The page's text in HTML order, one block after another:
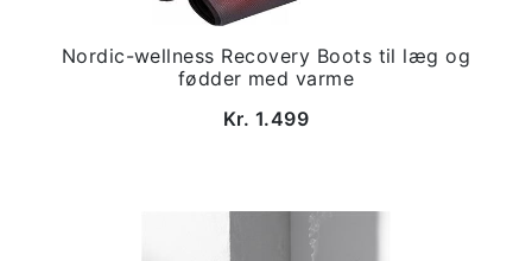
Nordic-wellness Recovery Boots til læg og
fødder med varme
Kr. 1.499